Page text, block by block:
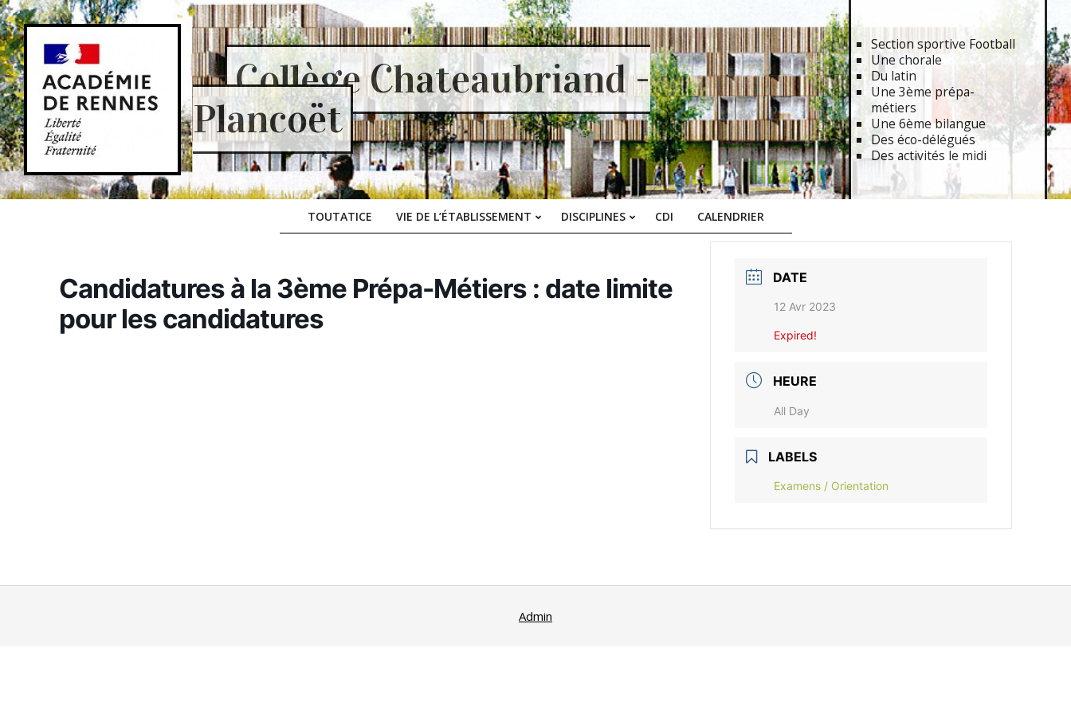
Skip
to
content
Collège Chateaubriand -
Plancoët
Section sportive Football
Une chorale
Du latin
Une 3ème prépa-
métiers
Une 6ème bilangue
Des éco-délégués
Des activités le midi
Primary
TOUTATICE VIE DE L’ÉTABLISSEMENT DISCIPLINES CDI CALENDRIER
Candidatures à la 3ème Prépa-Métiers : date limite
pour les candidatures
DATE
12 Avr 2023
Expired!
HEURE
All Day
LABELS
Examens / Orientation
Admin